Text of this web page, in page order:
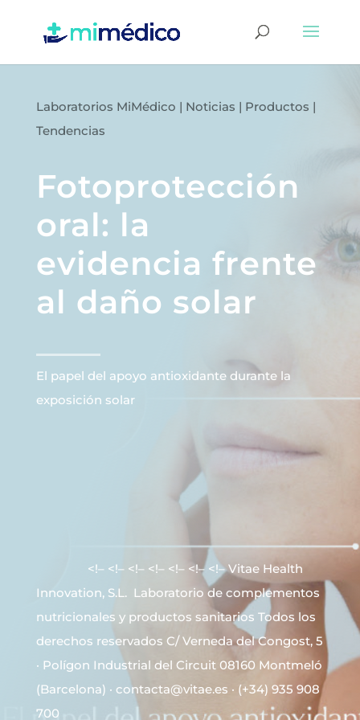
Laboratorios MiMédico | Noticias | Productos |
Tendencias
Fotoprotección
oral: la
evidencia frente
al daño solar
El papel del apoyo antioxidante durante la
exposición solar‌ ‌ ‌ ‌ ‌ ‌ ‌ ‌ ‌ ‌ ‌ ‌ ‌ ‌ ‌ ‌ ‌ ‌ ‌ ‌ ‌ ‌ ‌ ‌ ‌ ‌ ‌ ‌ ‌
‌ ‌ ‌ ‌ ‌ ‌ ‌ ‌ ‌ ‌ ‌ ‌ ‌ ‌ ‌ ‌ ‌ ‌ ‌ ‌ ‌ ‌ ‌ ‌ ‌ ‌ ‌ ‌ ‌ ‌ ‌ ‌ ‌ ‌ ‌ ‌ ‌ ‌ ‌ ‌ ‌ ‌ ‌ ‌
‌ ‌ ‌ ‌ ‌ ‌ ‌ ‌ ‌ ‌ ‌ ‌ ‌ ‌ ‌ ‌ ‌ ‌ ‌ ‌ ‌ ‌ ‌ ‌ ‌ ‌ ‌ ‌ ‌ ‌ ‌ ‌ ‌ ‌ ‌ ‌ ‌ ‌ ‌ ‌ ‌ ‌ ‌ ‌
‌ ‌ ‌ ‌ ‌ ‌ ‌ ‌ ‌ ‌ ‌ ‌ ‌ ‌ ‌ ‌ ‌ ‌ ‌ ‌ ‌ ‌ ‌ ‌ ‌ ‌ ‌ ‌ ‌ ‌ ‌ ‌ ‌ ‌ ‌ ‌ ‌ ‌ ‌ ‌ ‌ ‌ ‌ ‌
‌ ‌ ‌ ‌ ‌ ‌ ‌ ‌ ‌ ‌ ‌ ‌ ‌ ‌ ‌ ‌ ‌ ‌ ‌ ‌ ‌ ‌ ‌ ‌ ‌ ‌ ‌ ‌ ‌ ‌ ‌ ‌ ‌ ‌ ‌ ‌ ‌ ‌ ‌ ‌ ‌ ‌ ‌ ‌
‌ ‌ ‌ ‌ ‌ ‌ ‌ <!– <!– <!– <!– <!– <!– <!– Vitae Health
Innovation, S.L. Laboratorio de complementos
nutricionales y productos sanitarios Todos los
derechos reservados C/ Verneda del Congost, 5
· Polígon Industrial del Circuit 08160 Montmeló
(Barcelona) · contacta@vitae.es · (+34) 935 908
700